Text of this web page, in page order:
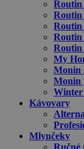
Routin
Routin
Routin
Routin
My
Monin
Monin
Kávovary
Mlynčeky
Ručné